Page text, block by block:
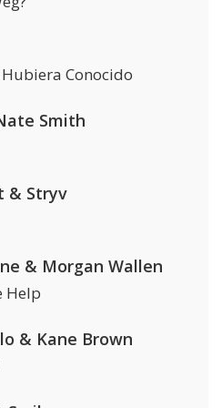
Hubiera Conocido
Smith
& Stryv
& Morgan Wallen
Help
& Kane Brown